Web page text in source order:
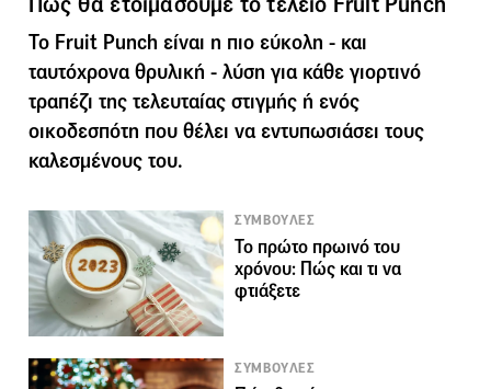
Το Fruit Punch είναι η πιο εύκολη - και
ταυτόχρονα θρυλική - λύση για κάθε γιορτινό
τραπέζι της τελευταίας στιγμής ή ενός
οικοδεσπότη που θέλει να εντυπωσιάσει τους
καλεσμένους του.
ΣΥΜΒΟΥΛΕΣ
Το πρώτο πρωινό του
χρόνου: Πώς και τι να
φτιάξετε
ΣΥΜΒΟΥΛΕΣ